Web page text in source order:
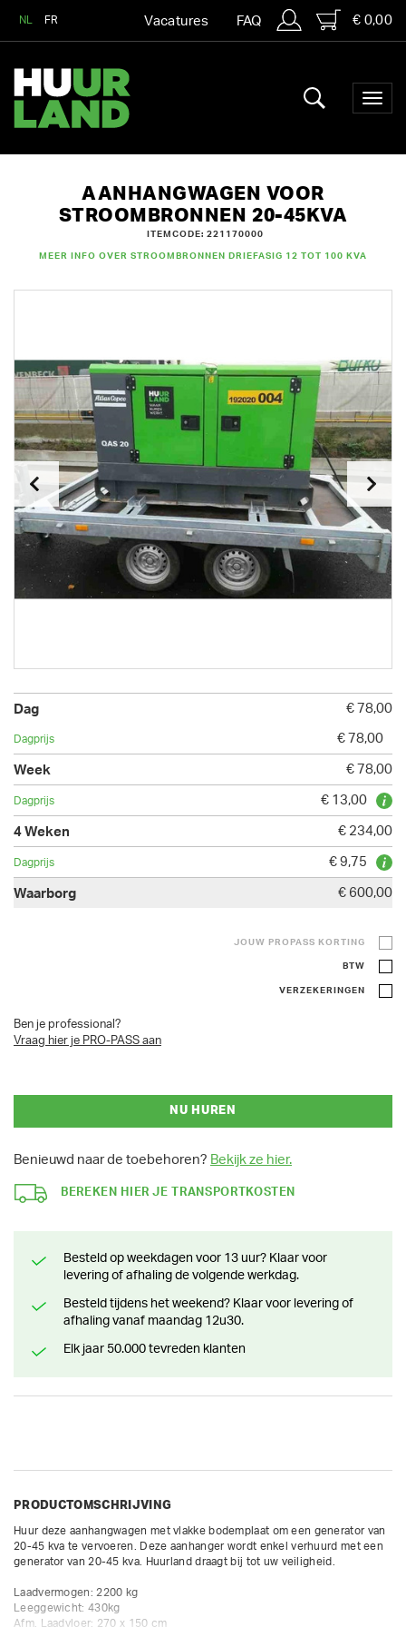
NL FR Vacatures FAQ € 0,00
AANHANGWAGEN VOOR
STROOMBRONNEN 20-45KVA
ITEMCODE: 221170000
MEER INFO OVER STROOMBRONNEN DRIEFASIG 12 TOT 100 KVA
€ 78,00
€ 78,00
€ 78,00
€ 13,00
€ 234,00
€ 9,75
€ 600,00
JOUW PROPASS KORTING
BTW
VERZEKERINGEN
Ben je professional?
Vraag hier je PRO-PASS aan
NU HUREN
Benieuwd naar de toebehoren? Bekijk ze hier.
BEREKEN HIER JE TRANSPORTKOSTEN
Besteld op weekdagen voor 13 uur? Klaar voor
levering of afhaling de volgende werkdag.
Besteld tijdens het weekend? Klaar voor levering of
afhaling vanaf maandag 12u30.
Elk jaar 50.000 tevreden klanten
PRODUCTOMSCHRIJVING
Huur deze aanhangwagen met vlakke bodemplaat om een generator van
20-45 kva te vervoeren. Deze aanhanger wordt enkel verhuurd met een
generator van 20-45 kva. Huurland draagt bij tot uw veiligheid.
Laadvermogen: 2200 kg
Leeggewicht: 430kg
Afm. Laadvloer: 270 x 150 cm